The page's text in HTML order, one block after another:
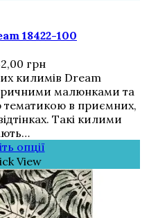
18422-100
грн
килимів Dream
малюнками та
в приємних,
Такі килими
опції
View